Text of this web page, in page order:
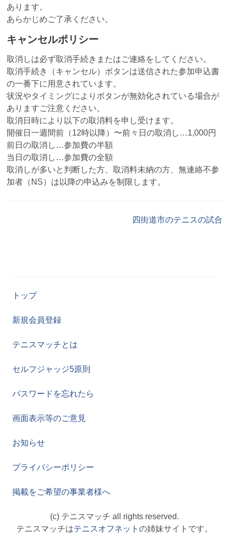
あります。
あらかじめご了承ください。
キャンセルポリシー
取消しは必ず取消手続きまたはご連絡をしてください。
取消手続き（キャンセル）ボタンは送信された参加申込書
の一番下に用意されています。
状況やタイミングによりボタンが無効化されている場合が
ありますご注意ください。
取消日時により以下の取消料を申し受けます。
開催日一週間前（12時以降）〜前々日の取消し…1,000円
前日の取消し…参加費の半額
当日の取消し…参加費の全額
取消しが多いと判断した方、取消料未納の方、無連絡不参
加者（NS）は以降の申込みを制限します。
四街道市のテニスの試合
トップ
新規会員登録
テニスマッチとは
セルフジャッジ5原則
パスワードを忘れたら
画面表示等のご意見
お知らせ
プライバシーポリシー
掲載をご希望の事業者様へ
(c) テニスマッチ all rights reserved.
テニスマッチはテニスオフネット の姉妹サイトです。